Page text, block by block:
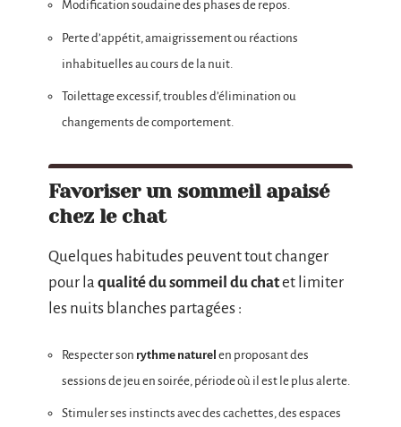
Modification soudaine des phases de repos.
Perte d’appétit, amaigrissement ou réactions
inhabituelles au cours de la nuit.
Toilettage excessif, troubles d’élimination ou
changements de comportement.
Favoriser un sommeil apaisé
chez le chat
Quelques habitudes peuvent tout changer
pour la qualité du sommeil du chatet limiter
les nuits blanches partagées :
Respecter son rythme naturel en proposant des
sessions de jeu en soirée, période où il est le plus alerte.
Stimuler ses instincts avec des cachettes, des espaces